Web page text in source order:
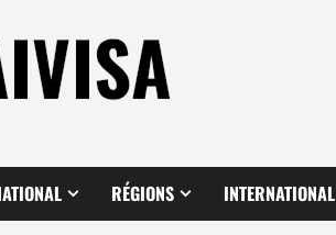
RÉGIONS INTERNATIONAL